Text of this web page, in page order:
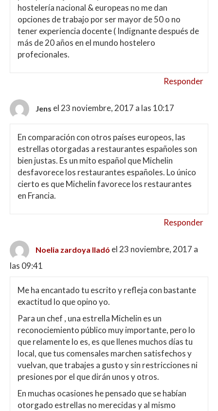
hostelería nacional & europeas no me dan
opciones de trabajo por ser mayor de 50 o no
tener experiencia docente ( Indignante después de
más de 20 años en el mundo hostelero
profecionales.
Responder
Jens el 23 noviembre, 2017 a las 10:17
En comparación con otros países europeos, las
estrellas otorgadas a restaurantes españoles son
bien justas. Es un mito español que Michelin
desfavorece los restaurantes españoles. Lo único
cierto es que Michelin favorece los restaurantes
en Francia.
Responder
Noelia zardoya lladó el 23 noviembre, 2017 a
las 09:41
Me ha encantado tu escrito y refleja con bastante
exactitud lo que opino yo.
Para un chef , una estrella Michelin es un
reconociemiento público muy importante, pero lo
que relamente lo es, es que llenes muchos días tu
local, que tus comensales marchen satisfechos y
vuelvan, que trabajes a gusto y sin restricciones ni
presiones por el que dirán unos y otros.
En muchas ocasiones he pensado que se habían
otorgado estrellas no merecidas y al mismo